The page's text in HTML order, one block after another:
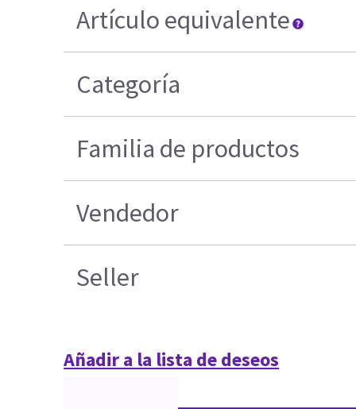
Artículo equivalente
Categoría
Familia de productos
Vendedor
Seller
Añadir a la lista de deseos